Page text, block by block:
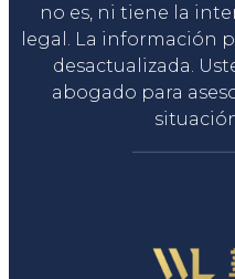
no es, ni tiene la
legal. La información
desactualizada.
abogado para